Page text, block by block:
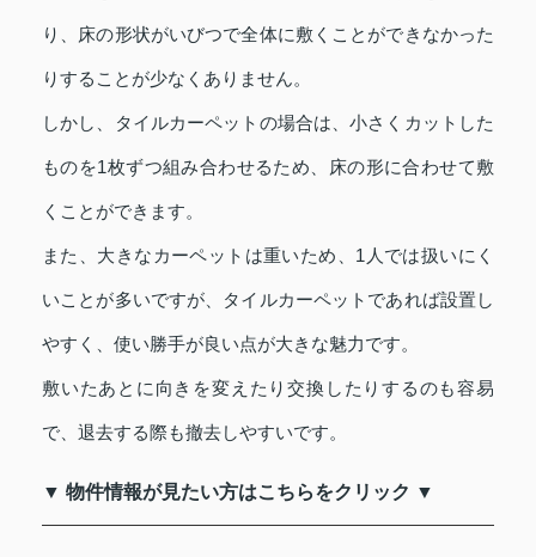
り、床の形状がいびつで全体に敷くことができなかった
りすることが少なくありません。
しかし、タイルカーペットの場合は、小さくカットした
ものを1枚ずつ組み合わせるため、床の形に合わせて敷
くことができます。
また、大きなカーペットは重いため、1人では扱いにく
いことが多いですが、タイルカーペットであれば設置し
やすく、使い勝手が良い点が大きな魅力です。
敷いたあとに向きを変えたり交換したりするのも容易
で、退去する際も撤去しやすいです。
▼ 物件情報が見たい方はこちらをクリック ▼